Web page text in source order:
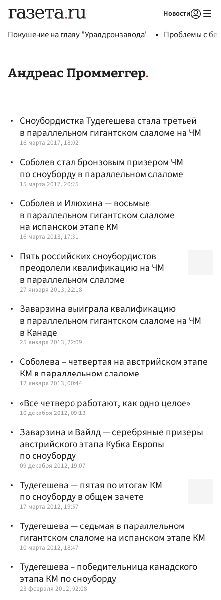
Новости
Покушение на главу "Уралдронзавода" Проблемы с
Андреас Проммеггер
Сноубордистка Тудегешева стала третьей
в параллельном гигантском слаломе на ЧМ
16 марта 2017, 18:02
Соболев стал бронзовым призером ЧМ
по сноуборду в параллельном слаломе
15 марта 2017, 20:25
Соболев и Илюхина — восьмые
в параллельном гигантском слаломе
на испанском этапе КМ
16 марта 2013, 17:31
Пять российских сноубордистов
преодолели квалификацию на ЧМ
в параллельном слаломе
27 января 2013, 22:18
Заварзина выиграла квалификацию
в параллельном гигантском слаломе на ЧМ
в Канаде
25 января 2013, 22:09
Соболева – четвертая на австрийском этапе
КМ в параллельном слаломе
12 января 2013, 00:44
«Все четверо работают, как одно целое»
10 декабря 2012, 09:13
Заварзина и Вайлд — серебряные призеры
австрийского этапа Кубка Европы
по сноуборду
09 декабря 2012, 19:07
Тудегешева — пятая по итогам КМ
по сноуборду в общем зачете
17 марта 2012, 19:57
Тудегешева — седьмая в параллельном
гигантском слаломе на испанском этапе КМ
10 марта 2012, 18:47
Тудегешева – победительница канадского
этапа КМ по сноуборду
23 февраля 2012, 02:08